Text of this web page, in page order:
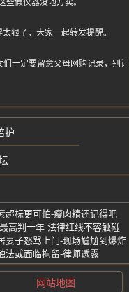
假仪器没地方卖。
狠了，大家一起转发提醒。
一定要留意父母网购记录，别让
护
超标更可怕-瘦肉精还记得吧
高判十年-法律红线不容触碰
妻子怒骂上门-现场尴尬到爆炸
法或面临拘留-律师透露
网站地图